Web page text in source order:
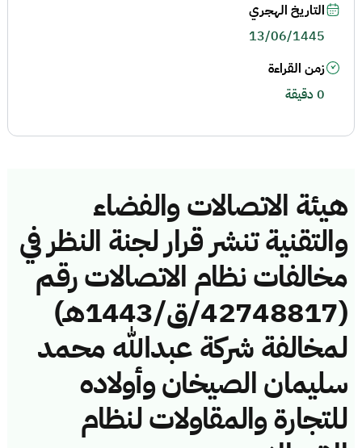
هيئة الاتصالات والفضاء
والتقنية تنشر قرار لجنة النظر في
مخالفات نظام الاتصالات رقم
(42748817/ق/1443هـ)
لمخالفة شركة عبدالله محمد
سليمان الصيخان وأولاده
للتجارة والمقاولات لنظام
التاريخ الهجري
13/06/1445
زمن القراءة
0 دقيقة